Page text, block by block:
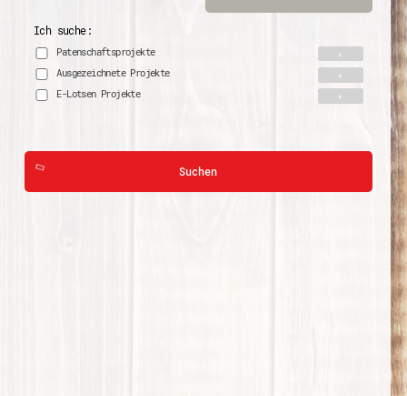
Ich suche:
Patenschaftsprojekte
Ausgezeichnete Projekte
E-Lotsen Projekte
Suchen